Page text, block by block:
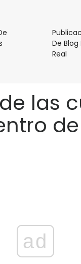
Publicación
Sobre
Delitos
De Blog
Real
las
ad